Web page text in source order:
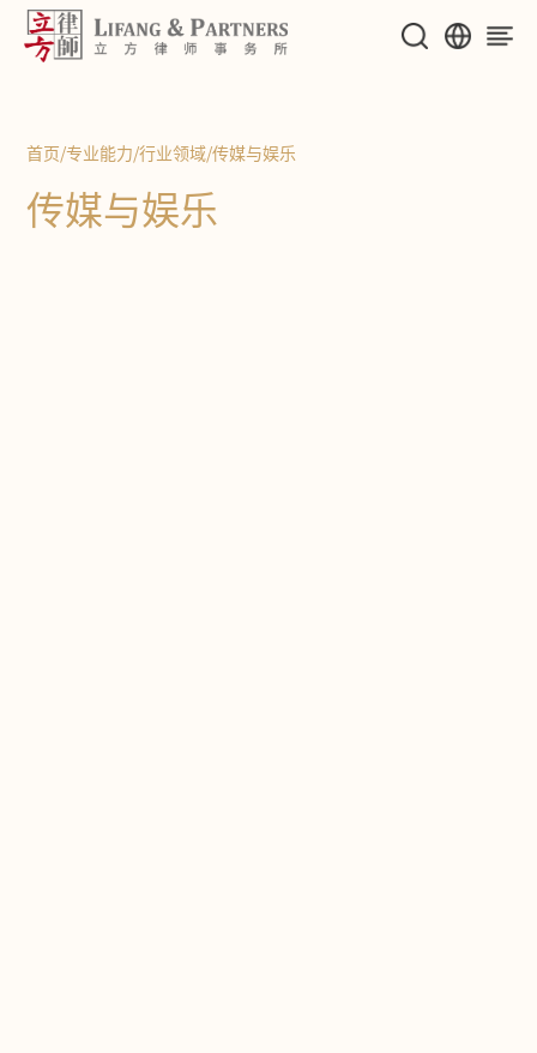
首页/专业能力/行业领域/传媒与娱乐
传媒与娱乐